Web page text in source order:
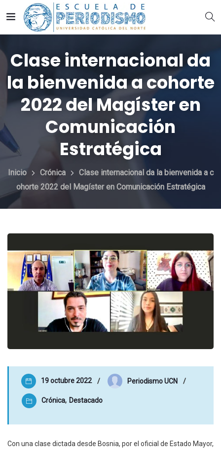
Clase internacional da
la bienvenida a cohorte
2022 del Magíster en
Comunicación
Estratégica
Inicio Crónica
Clase internacional da la bienvenida a c
ohorte 2022 del Magíster en Comunicación Estratégica
19 octubre 2022 Periodismo UCN
Crónica, Destacado
Con una clase dictada desde Bosnia, por el oficial de Estado Mayor,